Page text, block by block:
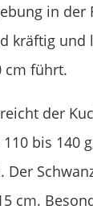
in der
kräftig und
cm führt.
der
bis 140
cm.